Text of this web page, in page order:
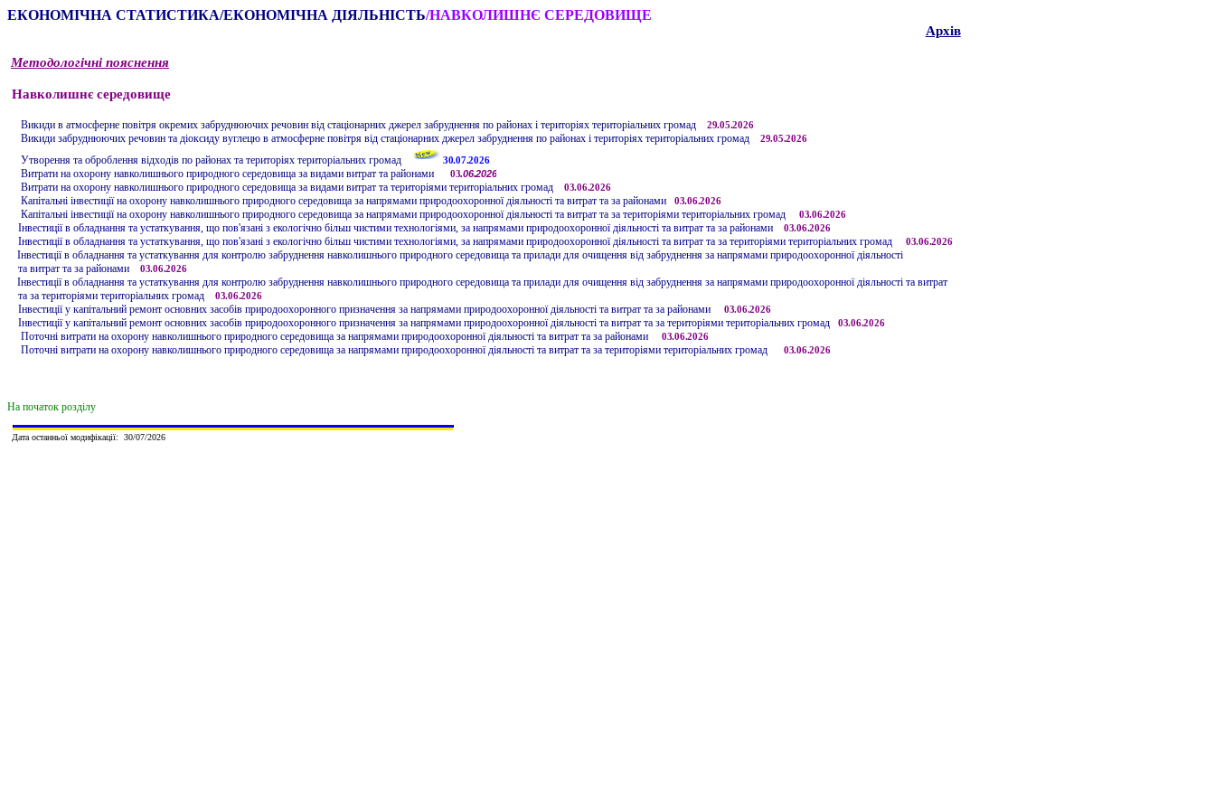
ЕКОНОМІЧНА СТАТИСТИКА/ЕКОНОМІЧНА ДІЯЛЬНІСТЬ/НАВКОЛИШНЄ СЕРЕДОВИЩЕ
Архів
Методологічні пояснення
Навколишнє середовище
Викиди в атмосферне повітря окремих забруднюючих речовин від стаціонарних джерел забруднення по районах і територіях територіальних громад 29.05.2026
Викиди забруднюючих речовин та діоксиду вуглецю в атмосферне повітря від стаціонарних джерел забруднення по районах і територіях територіальних громад 29.05.2026
Утворення та оброблення відходів по районах та територіях територіальних громад 30.07.2026
Витрати на охорону навколишнього природного середовища за видами витрат та районами 03.06.2026
Витрати на охорону навколишнього природного середовища за видами витрат та територіями територіальних громад 03.06.2026
Капітальні інвестиції на охорону навколишнього природного середовища за напрямами природоохоронної діяльності та витрат та за районами 03.06.2026
Капітальні інвестиції на охорону навколишнього природного середовища за напрямами природоохоронної діяльності та витрат та за територіями територіальних громад 03.06.2026
Інвестиції в обладнання та устаткування, що пов'язані з екологічно більш чистими технологіями, за напрямами природоохоронної діяльності та витрат та за районами 03.06.2026
Інвестиції в обладнання та устаткування, що пов'язані з екологічно більш чистими технологіями, за напрямами природоохоронної діяльності та витрат та за територіями територіальних громад 03.06.2026
Інвестиції в обладнання та устаткування для контролю забруднення навколишнього природного середовища та прилади для очищення від забруднення за напрямами природоохоронної діяльності
та витрат та за районами
03.06.2026
Інвестиції в обладнання та устаткування для контролю забруднення навколишнього природного середовища та прилади для очищення від забруднення за напрямами природоохоронної діяльності та витрат
та за територіями територіальних громад
03.06.2026
Інвестиції у капітальний ремонт основних засобів природоохоронного призначення за напрямами природоохоронної діяльності та витрат та за районами 03.06.2026
Інвестиції у капітальний ремонт основних засобів природоохоронного призначення за напрямами природоохоронної діяльності та витрат та за територіями територіальних громад 03.06.2026
Поточні витрати на охорону навколишнього природного середовища за напрямами природоохоронної діяльності та витрат та за районами 03.06.2026
Поточні витрати на охорону навколишнього природного середовища за напрямами природоохоронної діяльності та витрат та за територіями територіальних громад 03.06.2026
На початок розділу
Дата останньої модифікації: 30/07/2026